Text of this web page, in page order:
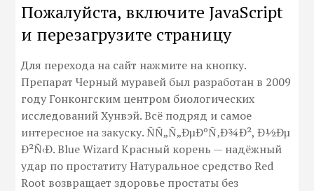
Пожалуйста, включите JavaScript
и перезагрузите страницу
Для перехода на сайт нажмите на кнопку.
Препарат Черный муравей был разработан в 2009
году Гонконгским центром биологических
исследований Хунвэй. Всё подряд и самое
интересное на закуску. ÑÑ„Ñ„ÐµÐºÑ‚Ð¾Ð², Ð½Ðµ
Ð²Ñ‹Ð. Blue Wizard Красный корень — надёжный
удар по простатиту Натуральное средство Red
Root возвращает здоровье простаты без